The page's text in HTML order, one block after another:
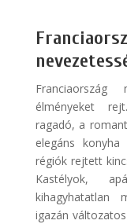
élményeket
ragadó, a
elegáns
régiók rejtett
Kastélyok,
kihagyhatatlan
igazán